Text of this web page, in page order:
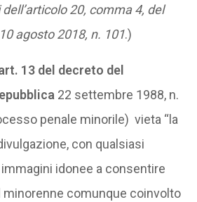
20, comma 4, del
agosto 2018, n. 101.)
13 del decreto del
22 settembre 1988, n.
penale minorile) vieta “la
con qualsiasi
idonee a consentire
minorenne comunque coinvolto